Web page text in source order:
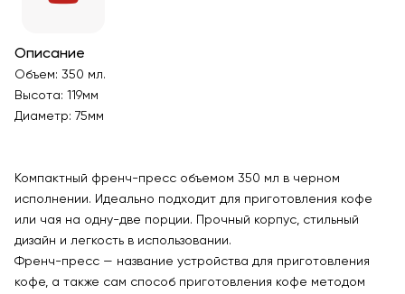
Описание
Объем: 350 мл.
Высота: 119мм
Диаметр: 75мм
Компактный френч-пресс объемом 350 мл в черном
исполнении. Идеально подходит для приготовления кофе
или чая на одну-две порции. Прочный корпус, стильный
дизайн и легкость в использовании.
Френч-пресс — название устройства для приготовления
кофе, а также сам способ приготовления кофе методом